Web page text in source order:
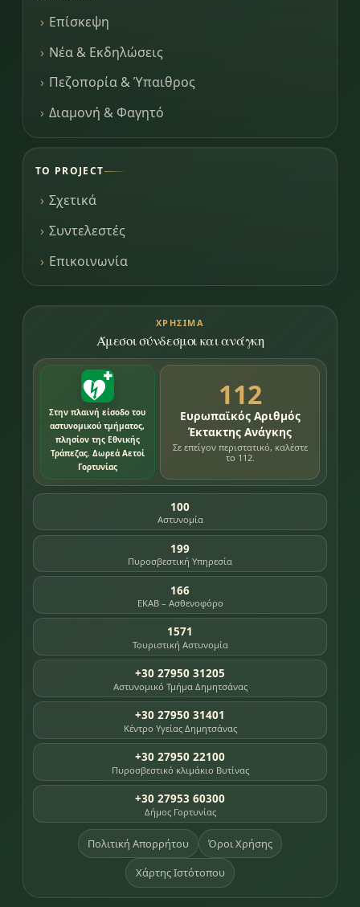
Επίσκεψη
Νέα & Εκδηλώσεις
Πεζοπορία & Ύπαιθρος
Διαμονή & Φαγητό
ΤΟ PROJECT
Σχετικά
Συντελεστές
Επικοινωνία
ΧΡΉΣΙΜΑ
Άμεσοι σύνδεσμοι και ανάγκη
Στην πλαινή είσοδο του
αστυνομικού τμήματος,
πλησίον της Εθνικής
Τράπεζας. Δωρεά Αετοί
Γορτυνίας
112
Ευρωπαϊκός Αριθμός
Έκτακτης Ανάγκης
Σε επείγον περιστατικό, καλέστε
το 112.
100
Αστυνομία
199
Πυροσβεστική Υπηρεσία
166
ΕΚΑΒ – Ασθενοφόρο
1571
Τουριστική Αστυνομία
+30 27950 31205
Αστυνομικό Τμήμα Δημητσάνας
+30 27950 31401
Κέντρο Υγείας Δημητσάνας
+30 27950 22100
Πυροσβεστικό κλιμάκιο Βυτίνας
+30 27953 60300
Δήμος Γορτυνίας
Πολιτική Απορρήτου Όροι Χρήσης
Χάρτης Ιστότοπου